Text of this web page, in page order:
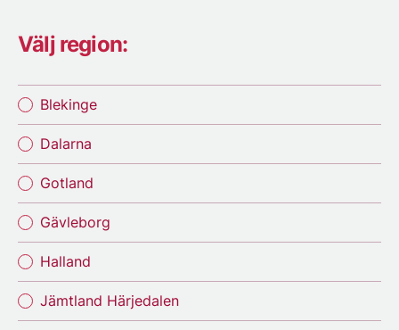
Välj region:
Blekinge
Dalarna
Gotland
Gävleborg
Halland
Jämtland Härjedalen